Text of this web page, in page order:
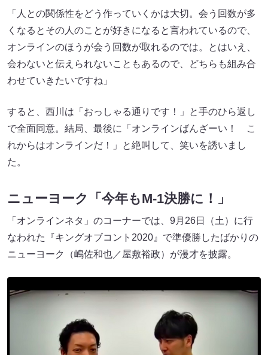
「人との関係性をどう作っていくかは大切。会う回数が多
くなるとその人のことが好きになると言われているので、
オンラインのほうが会う回数が取れるのでは。とはいえ、
会わないと伝えられないこともあるので、どちらも組み合
わせていきたいですね」
すると、西川は「おっしゃる通りです！」と手のひら返し
で全面同意。結局、最後に「オンラインばんざーい！ こ
れからはオンラインだ！」と絶叫して、笑いを誘いまし
た。
ニューヨーク「今年もM-1決勝に！」
「オンラインネタ」のコーナーでは、9月26日（土）に行
なわれた『キングオブコント2020』で準優勝したばかりの
ニューヨーク（嶋佐和也／屋敷裕政）が漫才を披露。